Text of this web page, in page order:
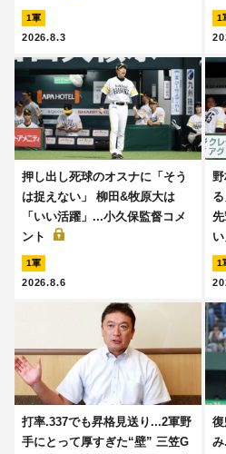
1軍
2026.8.3
1
押し出し死球のオスナに「そう
は捉えない」 柳田&牧原大は
「いい活躍」...小久保監督コメ
ント
1軍
2026.8.6
い
1
打率.337でも昇格見送り...2軍野
手にとって厚すぎた“壁” 三笠G